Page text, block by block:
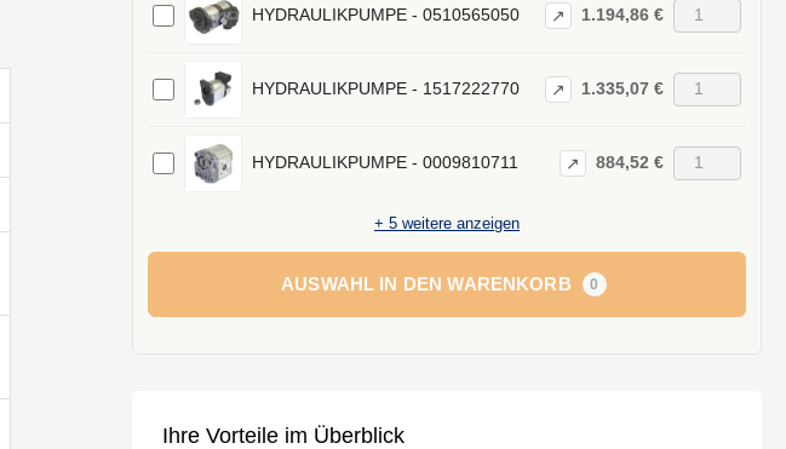
HYDRAULIKPUMPE - 0510565050 ↗ 1.194,86 €
HYDRAULIKPUMPE - 1517222770 ↗ 1.335,07 €
HYDRAULIKPUMPE - 0009810711 ↗ 884,52 €
+ 5 weitere anzeigen
AUSWAHL IN DEN WARENKORB 0
Ihre Vorteile im Überblick